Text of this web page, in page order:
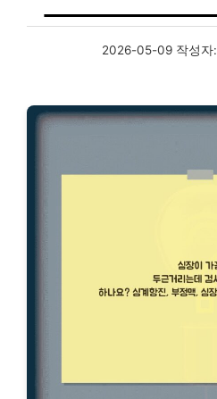
2026-05-09 작성자: